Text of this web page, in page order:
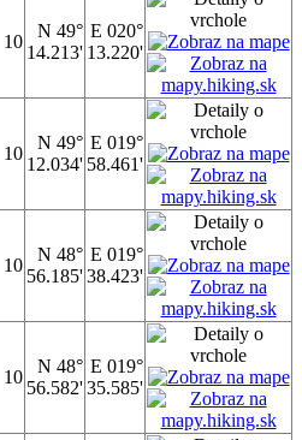
10
N 49°
14.213'
E 020°
13.220'
10
N 49°
12.034'
E 019°
58.461'
10
N 48°
56.185'
E 019°
38.423'
10
N 48°
56.582'
E 019°
35.585'